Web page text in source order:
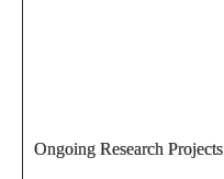
Ongoing Research Projects